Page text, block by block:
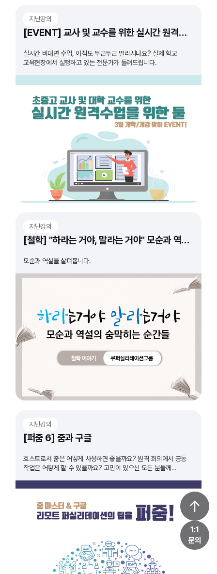
지난강의
[EVENT] 교사 및 교수를 위한 실시간 원격수업 도구 특강
실시간 비대면 수업, 아직도 두근두근 떨리시나요? 실제 학교
교육현장에서 실행하고 있는 전문가가 들려드립니다.
지난강의
[철학] "하라는 거야, 말라는 거야" 모순과 역설의 숨 막히는 순간들
모순과 역설을 살펴봅니다.
지난강의
[퍼줌 6] 줌과 구글
호스트로서 줌은 어떻게 사용하면 좋을까요? 원격 회의에서 공동
작업은 어떻게 할 수 있을까요? 고민이 있으신 모든 분들께
1:1
문의